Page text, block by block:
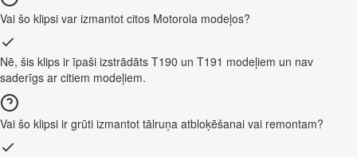
Vai šo klipsi var izmantot citos Motorola modeļos?
Nē, šis klips ir īpaši izstrādāts T190 un T191 modeļiem un nav
saderīgs ar citiem modeļiem.
Vai šo klipsi ir grūti izmantot tālruņa atbloķēšanai vai remontam?